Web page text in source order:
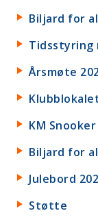
Biljard for
Årsmøte
KM Snooker
Biljard for
Julebord
Støtte